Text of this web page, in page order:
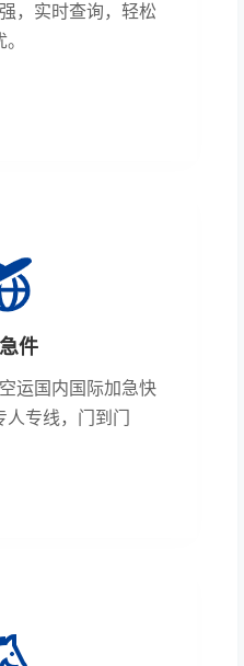
，实时查询，轻松
件
运国内国际加急快
人专线，门到门